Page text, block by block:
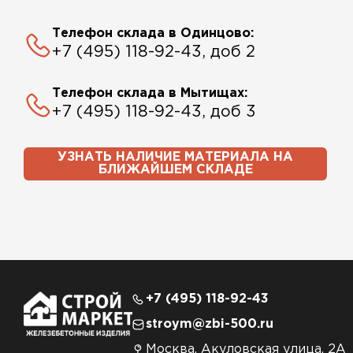
Телефон склада в Одинцово:
+7 (495) 118-92-43, доб 2
Телефон склада в Мытищах:
+7 (495) 118-92-43, доб 3
УЗНАТЬ НАЛИЧИЕ МАТЕРИАЛА НА
БЛИЖАЙШЕМ СКЛАДЕ
+7 (495) 118-92-43
stroym@zbi-500.ru
Москва, Акуловская улица, 2А